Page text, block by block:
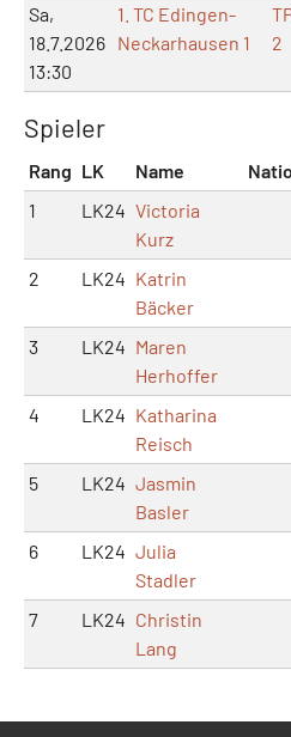
Sa,
18.7.2026
13:30
1. TC Edingen-
Neckarhausen 1
2
Spieler
Rang LK Name
1
LK24 Victoria
Kurz
2 LK24 Katrin
Bäcker
3 LK24 Maren
Herhoffer
4 LK24 Katharina
Reisch
5 LK24 Jasmin
Basler
6 LK24 Julia
Stadler
7 LK24 Christin
Lang